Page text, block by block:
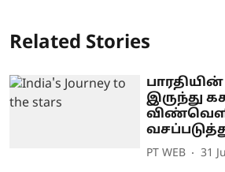
Related Stories
இருந்து
PT WEB 31